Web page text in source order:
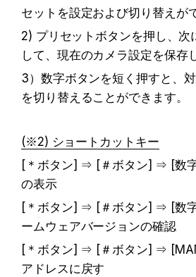
セットを設定および切り替えが
2) プリセットボタンを押し、
して、現在のカメラ設定を保存
3）数字ボタンを短く押すと、
を切り替えることができます。
(※2) ショートカットキー
[＊ボタン] ⇒ [＃ボタン] ⇒ [数
の表示
[＊ボタン] ⇒ [＃ボタン] ⇒ [数
ームウェアバージョンの確認
[＊ボタン] ⇒ [＃ボタン] ⇒
アドレスに戻す